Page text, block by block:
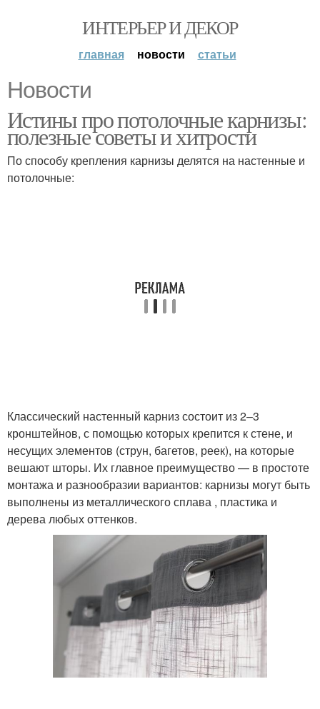
ИНТЕРЬЕР И ДЕКОР
главная новости статьи
Новости
Истины про потолочные карнизы:
полезные советы и хитрости
По способу крепления карнизы делятся на настенные и
потолочные:
Классический настенный карниз состоит из 2–3
кронштейнов, с помощью которых крепится к стене, и
несущих элементов (струн, багетов, реек), на которые
вешают шторы. Их главное преимущество — в простоте
монтажа и разнообразии вариантов: карнизы могут быть
выполнены из металлического сплава , пластика и
дерева любых оттенков.